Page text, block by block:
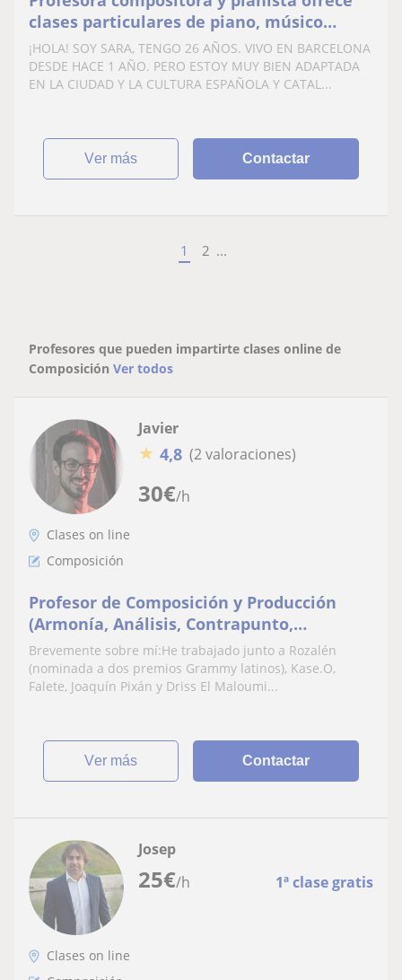
clases particulares de piano, músico
terapia, teoría musical y composición
¡HOLA! SOY SARA, TENGO 26 AÑOS. VIVO EN BARCELONA
DESDE HACE 1 AÑO. PERO ESTOY MUY BIEN ADAPTADA
EN LA CIUDAD Y LA CULTURA ESPAÑOLA Y CATAL...
ver más Contactar
1 2 ...
Profesores que pueden impartirte clases online de
Composición Ver todos
30€/h
Javier
★ 4,8 (2 valoraciones)
Clases on line
Composición
Profesor de Composición y Producción
(Armonía, Análisis, Contrapunto,
Orquestación, etc.)
Brevemente sobre mí:He trabajado junto a Rozalén
(nominada a dos premios Grammy latinos), Kase.O,
Falete, Joaquín Pixán y Driss El Maloumi...
ver más Contactar
25€/h 1ª clase gratis
Josep
Clases on line